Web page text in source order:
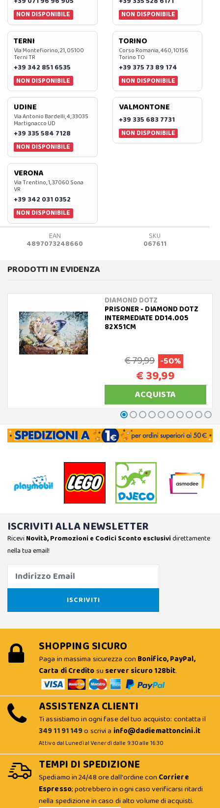
NON DISPONIBILE
NON DISPONIBILE
TERNI
Via Montefiorino, 21, 05100
Terni TR
+39 342 851 6535
NON DISPONIBILE
TORINO
Corso Romania, 460, 10156
Torino TO
+39 375 73 89 174
NON DISPONIBILE
UDINE
Via Antonio Bardelli, 4, 33035
Martignacco UD
+39 335 584 7128
NON DISPONIBILE
VALMONTONE
+39 335 683 7731
NON DISPONIBILE
VERONA
Via Trentino, 1, 37060 Sona
VR
+39 342 031 0352
NON DISPONIBILE
EAN
4897073248660
SKU
067611
PRODOTTI IN EVIDENZA
DIAMOND DOTZ
PRISONER - DIAMOND DOTZ
INTERMEDIATE DD14.005
82X51CM
€ 79,99 -50%
€ 39,99
ACQUISTA
ISCRIVITI ALLA NEWSLETTER
Ricevi Novità, Promozioni e Codici Sconto esclusividirettamente
nella tua email!
SHOPPING SICURO
Paga in massima sicurezza con Bonifico, PayPal,
Carta di Creditosu server sicuro 128bit.
ASSISTENZA CLIENTI
Ti assistiamo in ogni fase del tuo acquisto: contatta il
349 11 91 149o scrivi a info@dadiemattoncini.it
Attivo dal Lunedì al Venerdì dalle 9:30 alle 16:30
TEMPI DI SPEDIZIONE
Spediamo in 24/48 ore dall'ordine con Corriere
Espresso; potrebbero in ogni caso verificarsi ritardi
nella spedizione in caso di alto volume di acquisti.